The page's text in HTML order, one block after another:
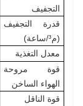
التجفيف
قدرة التجفيف
(م³/ساعة)
معدل التغذية
قوة مروحة
الهواء الساخن
قوة الناقل